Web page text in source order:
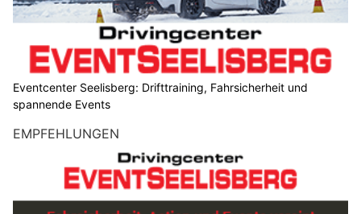
Eventcenter Seelisberg: Drifttraining, Fahrsicherheit und
spannende Events
EMPFEHLUNGEN